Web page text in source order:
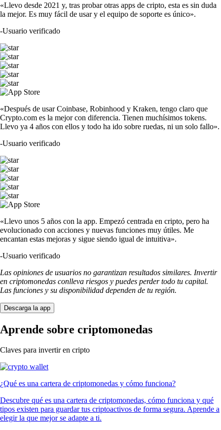
«Llevo desde 2021 y, tras probar otras apps de cripto, esta es sin duda
la mejor. Es muy fácil de usar y el equipo de soporte es único».
-Usuario verificado
«Después de usar Coinbase, Robinhood y Kraken, tengo claro que
Crypto.com es la mejor con diferencia. Tienen muchísimos tokens.
Llevo ya 4 años con ellos y todo ha ido sobre ruedas, ni un solo fallo».
-Usuario verificado
«Llevo unos 5 años con la app. Empezó centrada en cripto, pero ha
evolucionado con acciones y nuevas funciones muy útiles. Me
encantan estas mejoras y sigue siendo igual de intuitiva».
-Usuario verificado
Las opiniones de usuarios no garantizan resultados similares. Invertir
en criptomonedas conlleva riesgos y puedes perder todo tu capital.
Las funciones y su disponibilidad dependen de tu región.
Descarga la app
Aprende sobre criptomonedas
Claves para invertir en cripto
¿Qué es una cartera de criptomonedas y cómo funciona?
Descubre qué es una cartera de criptomonedas, cómo funciona y qué
tipos existen para guardar tus criptoactivos de forma segura. Aprende a
elegir la que mejor se adapte a ti.